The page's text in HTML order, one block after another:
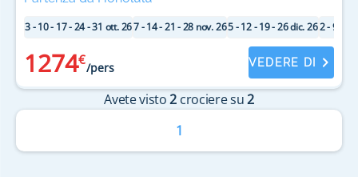
3 - 10 - 17 - 24 - 31 ott. 267 - 14 - 21 - 28 nov. 265 - 12 - 19 - 26 dic. 262 - 9 -
1274€
/pers VEDERE DI
Avete visto 2 crociere su2
1